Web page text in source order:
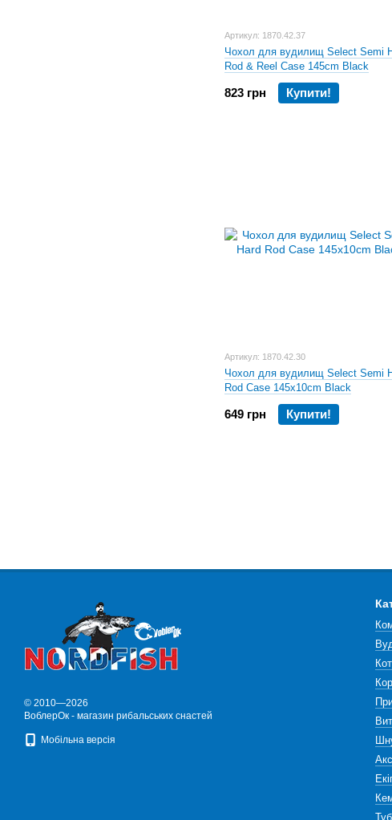
Артикул: 1870.42.37
Чохол для вудилищ Select Semi
Rod & Reel Case 145cm Black
823 грн Купити!
Артикул: 1870.42.30
Чохол для вудилищ Select Semi
Rod Case 145x10cm Black
649 грн Купити!
© 2010—2026
ВоблерОк - магазин рибальських снастей
Мобільна версія